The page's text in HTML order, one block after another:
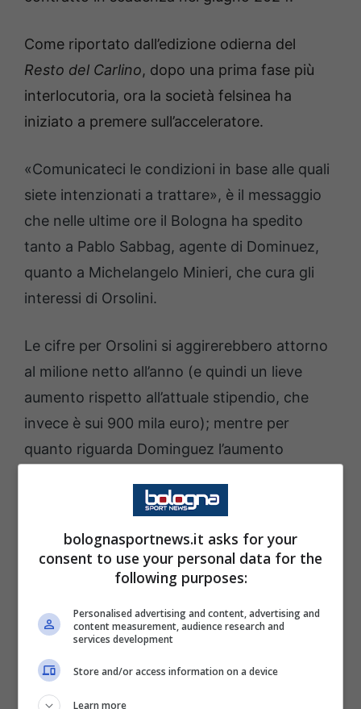
Come riportato dall’edizione odierna del
Resto del Carlino, dopo una prima fase più
interlocutoria, ora la società felsinea ha
iniziato a premere sull’acceleratore.
«Comunicateci le condizioni in base alle quali
siete intenzionati a trattare», è il messaggio
che nelle ultime ore il Bologna ha spedito
tanto a Pablo Sabbag, agente di Dominuez,
quanto a Michelangelo Minieri, che cura gli
interessi di Orsolini.
Le cifre per Orsolini si aggirerebbero attorno
al milione netto all’anno (e quindi un lieve
aumento rispetto all’attuale stipendio, che
invece è sui 900 mila euro); mentre per
quanto riguarda Dominguez l’aumento
passerebbe dagli attuali 700mila ad un milione
Anche perchè il mercato si avvicina e iniziarlo
nell’interesse tanto della squadra quanto dei
LEGGI ANCHE: Ferguson: “Motta lavora con
bolognasportnews.it asks for your
consent to use your personal data for the
following purposes:
Personalised advertising and content, advertising and
content measurement, audience research and
services development
Store and/or access information on a device
Learn more